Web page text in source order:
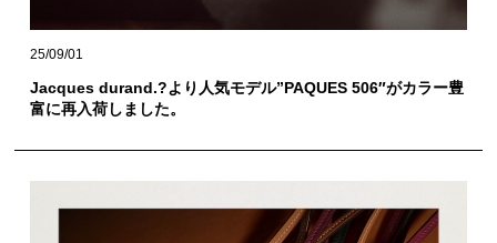
25/09/01
Jacques durand.?より人気モデル”PAQUES 506″がカラー豊
富に再入荷しました。